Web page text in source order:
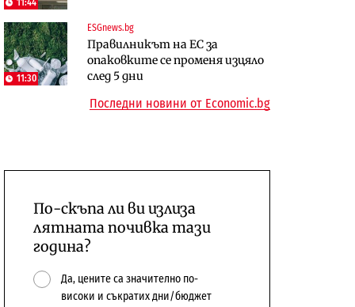
11:30
ESGnews.bg
Правилникът на ЕС за
опаковките се променя изцяло
след 5 дни
Публични финанси
Общините вече зависят от
бюджетите си
Отрасли
Жилищата в България
поскъпват при намаляващо
Последни новини от Economic.bg
По-скъпа ли ви излиза
лятната почивка тази
година?
Да, цените са значително по-
високи и съкратих дни/бюджет